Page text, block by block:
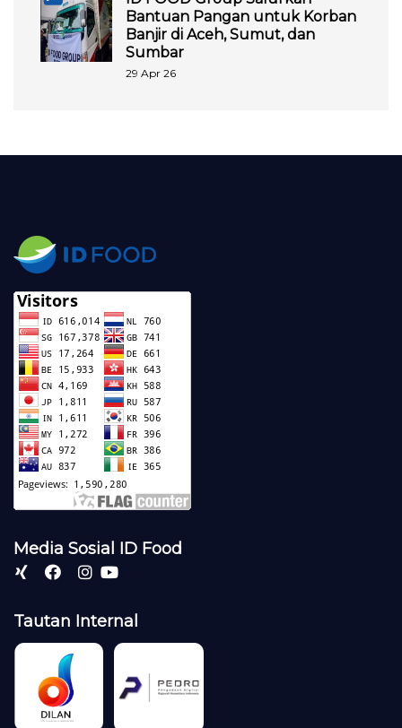
Bantuan Pangan untuk Korban
Banjir di Aceh, Sumut, dan
Sumbar
29 Apr 26
Media Sosial ID Food
Tautan Internal